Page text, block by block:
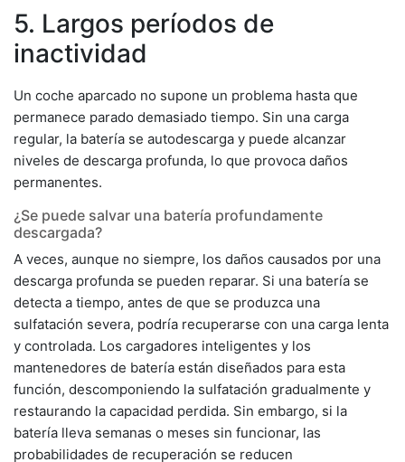
5. Largos períodos de
inactividad
Un coche aparcado no supone un problema hasta que
permanece parado demasiado tiempo. Sin una carga
regular, la batería se autodescarga y puede alcanzar
niveles de descarga profunda, lo que provoca daños
permanentes.
¿Se puede salvar una batería profundamente
descargada?
A veces, aunque no siempre, los daños causados ​​por una
descarga profunda se pueden reparar. Si una batería se
detecta a tiempo, antes de que se produzca una
sulfatación severa, podría recuperarse con una carga lenta
y controlada. Los cargadores inteligentes y los
mantenedores de batería están diseñados para esta
función, descomponiendo la sulfatación gradualmente y
restaurando la capacidad perdida. Sin embargo, si la
batería lleva semanas o meses sin funcionar, las
probabilidades de recuperación se reducen